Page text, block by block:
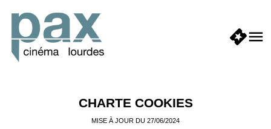
CHARTE COOKIES
MISE À JOUR DU 27/06/2024